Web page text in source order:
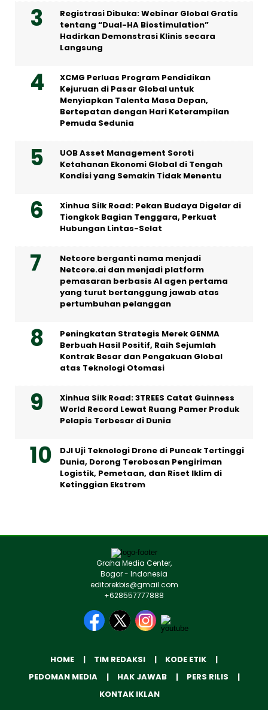
Registrasi Dibuka: Webinar Global Gratis
tentang “Dual-HA Biostimulation”
Hadirkan Demonstrasi Klinis secara
Langsung
XCMG Perluas Program Pendidikan
Kejuruan di Pasar Global untuk
Menyiapkan Talenta Masa Depan,
Bertepatan dengan Hari Keterampilan
Pemuda Sedunia
UOB Asset Management Soroti
Ketahanan Ekonomi Global di Tengah
Kondisi yang Semakin Tidak Menentu
Xinhua Silk Road: Pekan Budaya Digelar di
Tiongkok Bagian Tenggara, Perkuat
Hubungan Lintas-Selat
Netcore berganti nama menjadi
Netcore.ai dan menjadi platform
pemasaran berbasis AI agen pertama
yang turut bertanggung jawab atas
pertumbuhan pelanggan
Peningkatan Strategis Merek GENMA
Berbuah Hasil Positif, Raih Sejumlah
Kontrak Besar dan Pengakuan Global
atas Teknologi Otomasi
Xinhua Silk Road: 3TREES Catat Guinness
World Record Lewat Ruang Pamer Produk
Pelapis Terbesar di Dunia
DJI Uji Teknologi Drone di Puncak Tertinggi
Dunia, Dorong Terobosan Pengiriman
Logistik, Pemetaan, dan Riset Iklim di
Ketinggian Ekstrem
Graha Media Center,
Bogor - Indonesia
editorekbis@gmail.com
+628557777888
HOME TIM REDAKSI
KODE ETIK
PEDOMAN MEDIA
HAK JAWAB
PERS RILIS
KONTAK IKLAN